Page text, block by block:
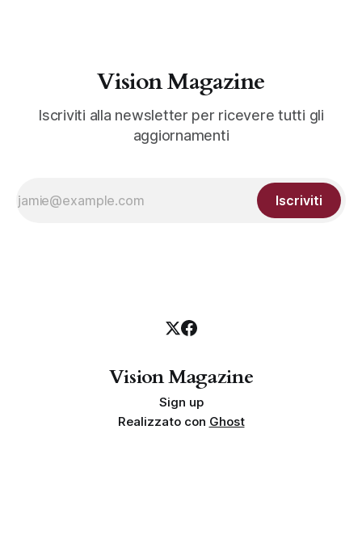
Vision Magazine
Iscriviti alla newsletter per ricevere tutti gli
aggiornamenti
Iscriviti
Vision Magazine
Sign up
Realizzato con Ghost